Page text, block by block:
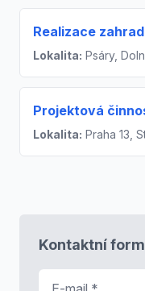
Realizace
Lokalita: Psáry,
Projektová
Lokalita: Praha 13,
Kontaktní